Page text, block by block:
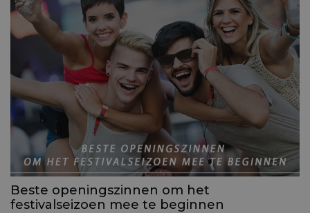
Beste openingszinnen om het
festivalseizoen mee te beginnen